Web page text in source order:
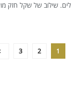
לים. שילוב של שקל חזק
1
2
3